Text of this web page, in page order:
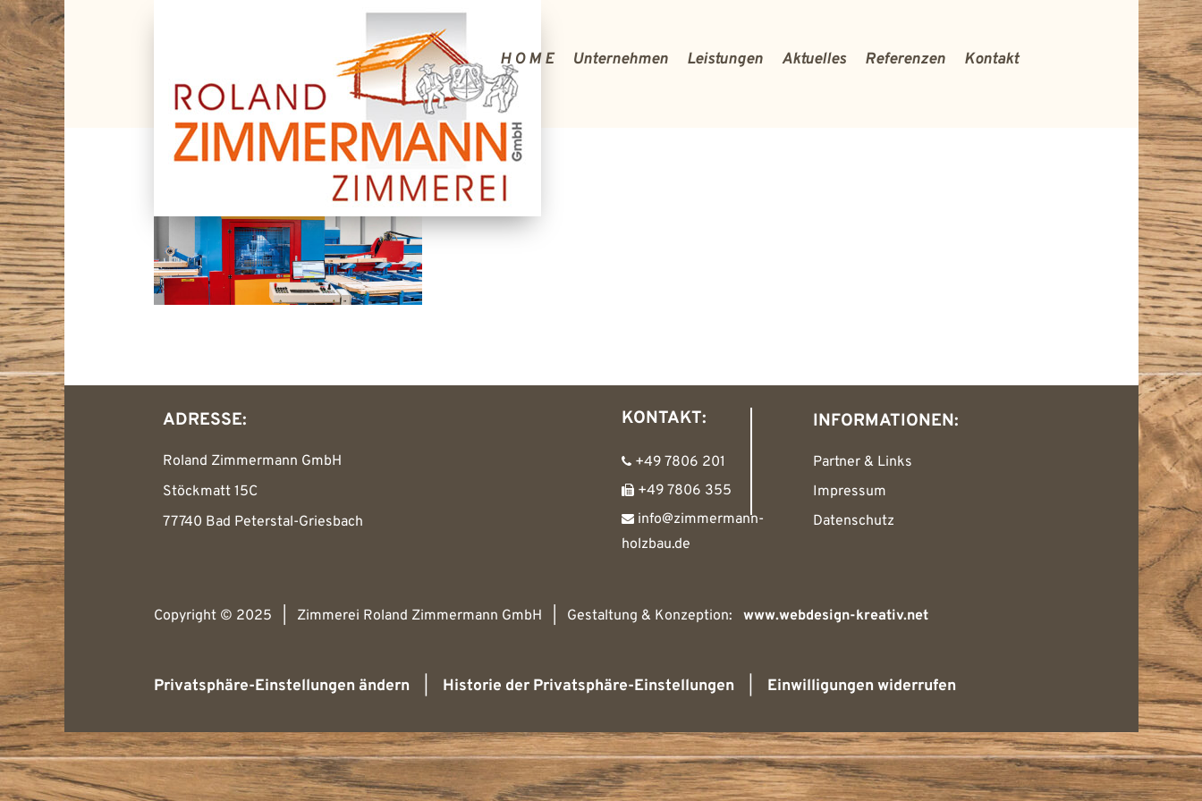
H O M E Unternehmen Leistungen Aktuelles Referenzen Kontakt
ADRESSE:
Roland Zimmermann GmbH
Stöckmatt 15C
77740 Bad Peterstal-Griesbach
KONTAKT:
+49 7806 201
+49 7806 355
info@zimmermann-
holzbau.de
INFORMATIONEN:
Partner & Links
Impressum
Datenschutz
Copyright © 2025 | Zimmerei Roland Zimmermann GmbH | Gestaltung & Konzeption: www.webdesign-kreativ.net
Privatsphäre-Einstellungen ändern Historie der Privatsphäre-Einstellungen Einwilligungen widerrufen